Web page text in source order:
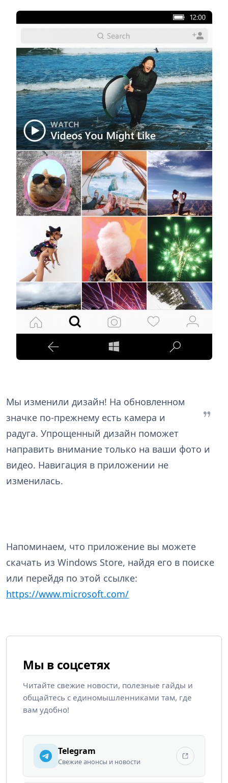
Мы изменили дизайн! На обновленном
значке по-прежнему есть камера и
радуга. Упрощенный дизайн поможет
направить внимание только на ваши фото и
видео. Навигация в приложении не
изменилась.
Напоминаем, что приложение вы можете
скачать из Windows Store, найдя его в поиске
или перейдя по этой ссылке:
https://www.microsoft.com/
Мы в соцсетях
Читайте свежие новости, полезные гайды и
общайтесь с единомышленниками там, где
вам удобно!
Telegram
Свежие анонсы и новости